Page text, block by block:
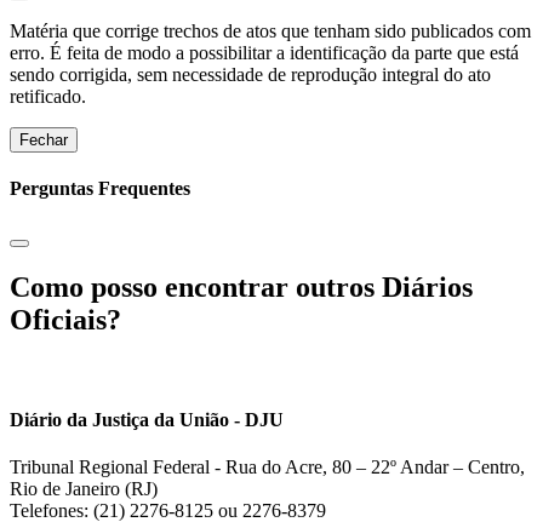
Matéria que corrige trechos de atos que tenham sido publicados com
erro. É feita de modo a possibilitar a identificação da parte que está
sendo corrigida, sem necessidade de reprodução integral do ato
retificado.
Fechar
Perguntas Frequentes
Como posso encontrar outros Diários
Oficiais?
Diário da Justiça da União - DJU
Tribunal Regional Federal - Rua do Acre, 80 – 22º Andar – Centro,
Rio de Janeiro (RJ)
Telefones: (21) 2276-8125 ou 2276-8379